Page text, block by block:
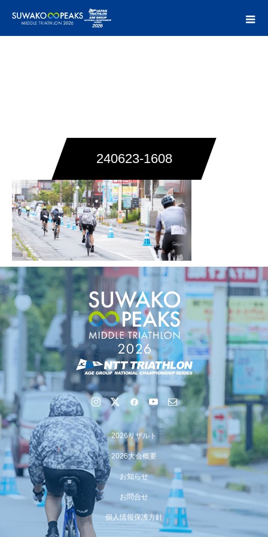
240623-1608
2026リザルト
2026大会概要
お知らせ
お問合せ
個人情報保護方針